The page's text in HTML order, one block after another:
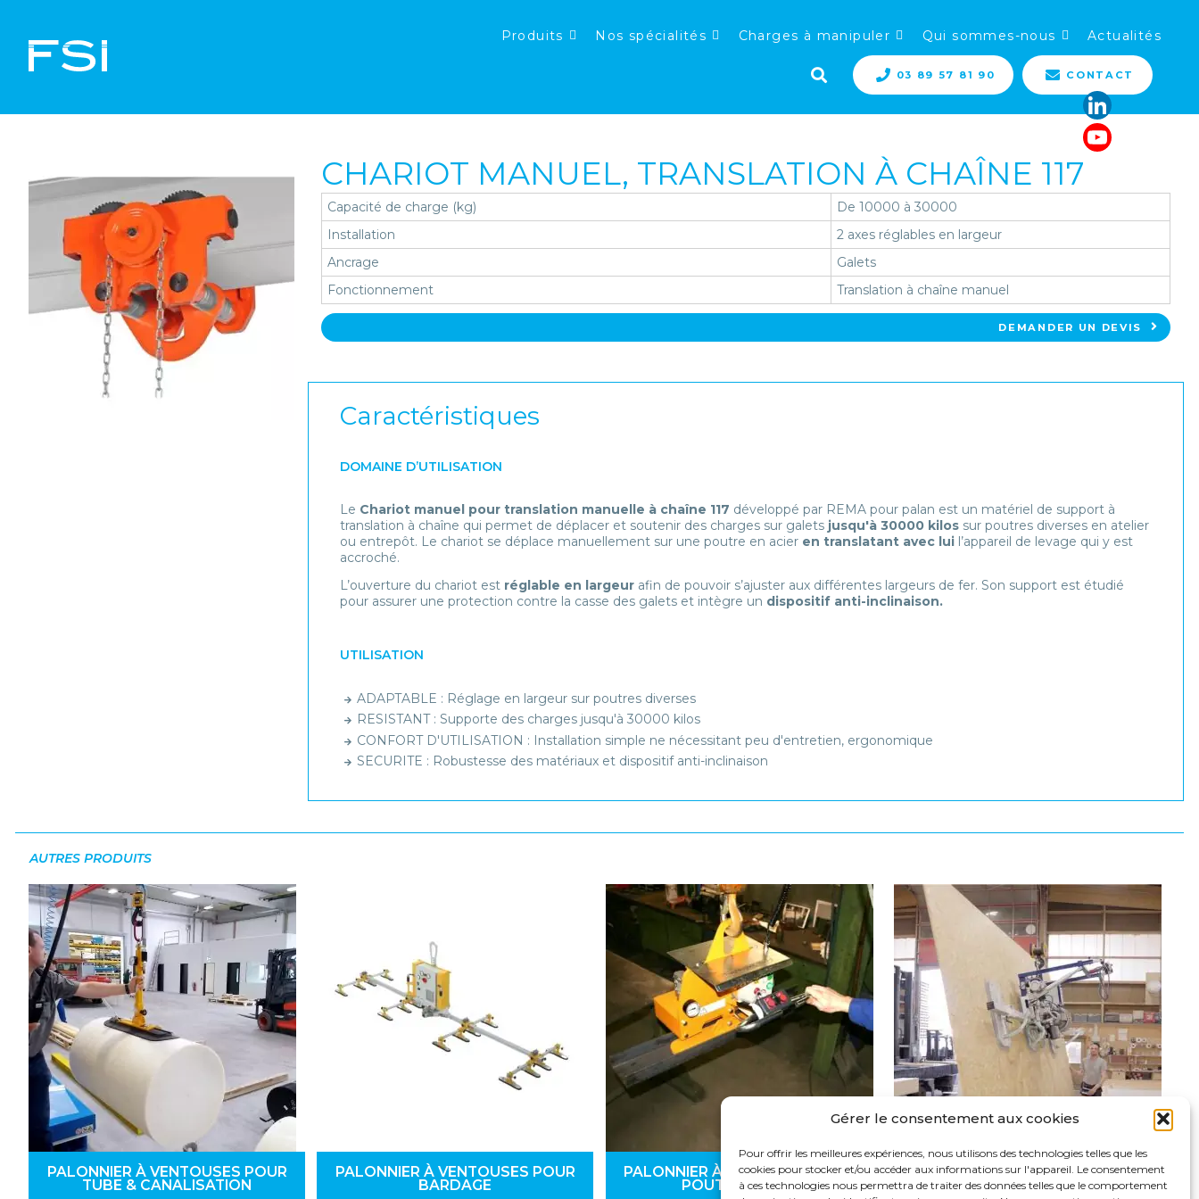
Gérer le consentement aux cookies
Pour offrir les meilleures expériences, nous utilisons des technologies telles que les
cookies pour stocker et/ou accéder aux informations sur l'appareil. Le consentement
à ces technologies nous permettra de traiter des données telles que le comportement
Produits Nos spécialités Charges à manipuler Qui sommes-nous Actualités
03 89 57 81 90 CONTACT
CHARIOT MANUEL, TRANSLATION À CHAÎNE 117
Capacité de charge (kg)
De 10000 à 30000
Installation
2 axes réglables en largeur
Ancrage
Galets
Fonctionnement
Translation à chaîne manuel
DEMANDER UN DEVIS
Caractéristiques
DOMAINE D’UTILISATION
Le Chariot manuel pour translation manuelle à chaîne 117 développé par REMA pour palan est un matériel de support à
translation à chaîne qui permet de déplacer et soutenir des charges sur galets jusqu'à 30000 kilossur poutres diverses en atelier
ou entrepôt. Le chariot se déplace manuellement sur une poutre en acier en translatant avec luil’appareil de levage qui y est
accroché.
L’ouverture du chariot estréglable en largeurafin de pouvoir s’ajuster aux différentes largeurs de fer. Son support est étudié
pour assurer une protection contre la casse des galets et intègre un dispositif anti-inclinaison.
UTILISATION
ADAPTABLE : Réglage en largeur sur poutres diverses
RESISTANT : Supporte des charges jusqu'à 30000 kilos
CONFORT D'UTILISATION : Installation simple ne nécessitant peu d'entretien, ergonomique
SECURITE : Robustesse des matériaux et dispositif anti-inclinaison
AUTRES PRODUITS
PALONNIER À VENTOUSES POUR
TUBE & CANALISATION
PALONNIER À VENTOUSES POUR
BARDAGE
PALONNIER À VENTOUSES POUR
POUTRE (MÉTAL)
PALONNIER À VENTOUSES POUR
PLAQUES ET PANNEAUX BOIS